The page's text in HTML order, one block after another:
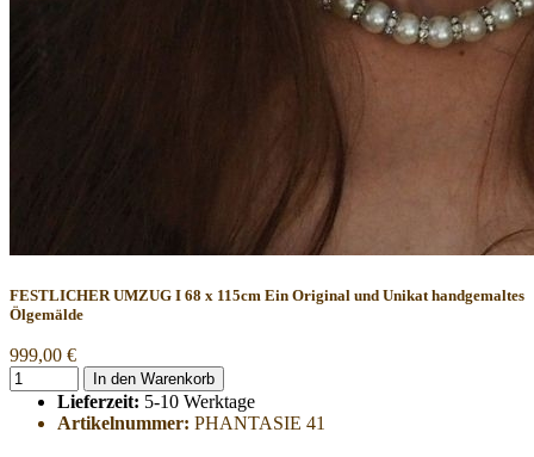
FESTLICHER UMZUG I 68 x 115cm Ein Original und Unikat handgemaltes
Ölgemälde
999,00 €
In den Warenkorb
Lieferzeit: 5-10 Werktage
Artikelnummer: PHANTASIE 41